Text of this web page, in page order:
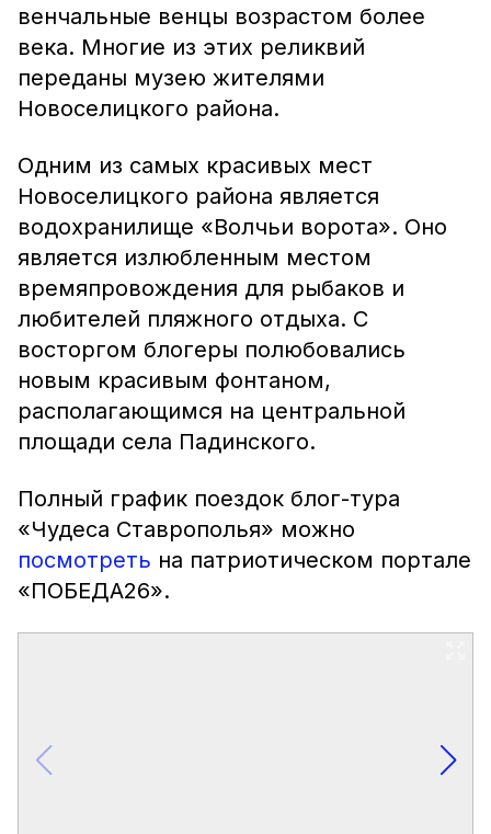
венчальные венцы возрастом более
века. Многие из этих реликвий
переданы музею жителями
Новоселицкого района.
Одним из самых красивых мест
Новоселицкого района является
водохранилище «Волчьи ворота». Оно
является излюбленным местом
времяпровождения для рыбаков и
любителей пляжного отдыха. С
восторгом блогеры полюбовались
новым красивым фонтаном,
располагающимся на центральной
площади села Падинского.
Полный график поездок блог-тура
«Чудеса Ставрополья» можно
посмотреть на патриотическом портале
«ПОБЕДА26».